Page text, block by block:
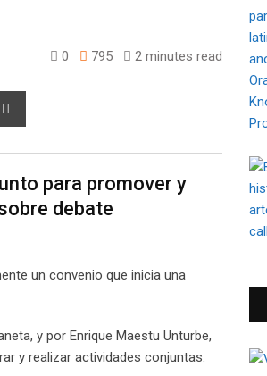
0 795 2 minutes read
para promover y
debate
un convenio que inicia una
y por Enrique Maestu Unturbe,
y realizar actividades conjuntas.